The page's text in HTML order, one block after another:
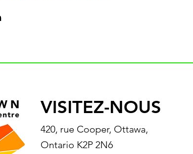
VISITEZ-NOUS
420, rue Cooper, Ottawa,
Ontario K2P 2N6